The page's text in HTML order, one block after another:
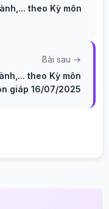
theo Kỳ môn
Bài sau →
theo Kỳ môn
giáp 16/07/2025